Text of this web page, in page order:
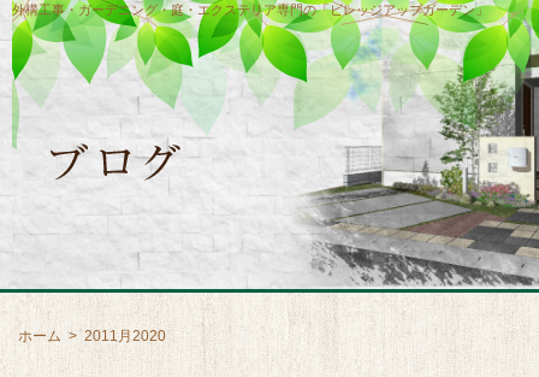
外構工事・ガーデニング・庭・エクステリア専門の「ビレッジアップガーデン」
ホーム > 2011月2020